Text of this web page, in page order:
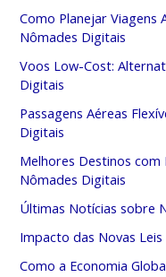
Como Planejar Viagens
Nômades Digitais
Voos Low-Cost:
Digitais
Passagens Aéreas
Digitais
Melhores Destinos com
Nômades Digitais
Últimas Notícias sobre
Impacto das Novas
Como a Economia